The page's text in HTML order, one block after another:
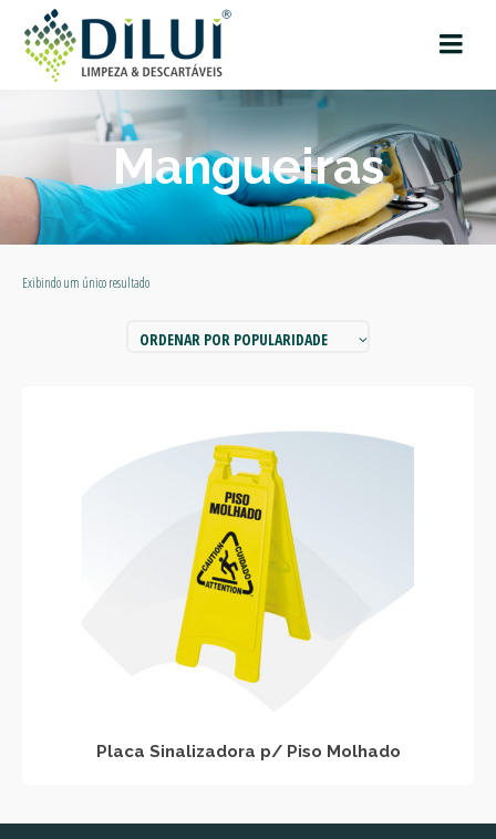
Mangueiras
Exibindo um único resultado
ORDENAR POR POPULARIDADE
Placa Sinalizadora p/ Piso Molhado